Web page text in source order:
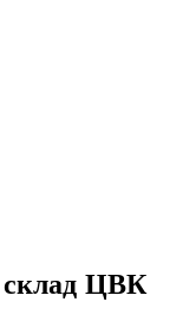
склад ЦВК